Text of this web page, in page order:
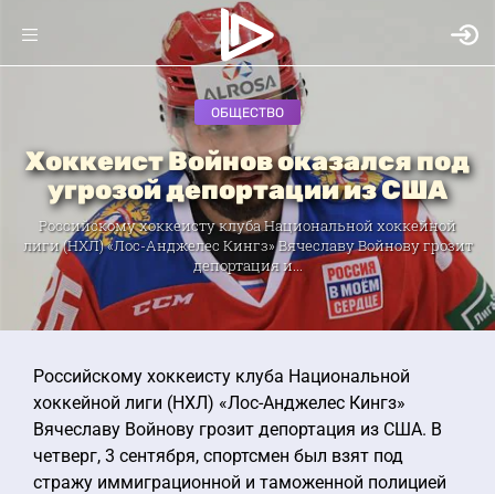
ОБЩЕСТВО
Хоккеист Войнов оказался под
угрозой депортации из США
Российскому хоккеисту клуба Национальной хоккейной
лиги (НХЛ) «Лос-Анджелес Кингз» Вячеславу Войнову грозит
депортация и...
Российскому хоккеисту клуба Национальной
хоккейной лиги (НХЛ) «Лос-Анджелес Кингз»
Вячеславу Войнову грозит депортация из США. В
четверг, 3 сентября, спортсмен был взят под
стражу иммиграционной и таможенной полицией